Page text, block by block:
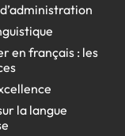
en français : les
la langue